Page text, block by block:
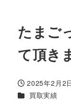
たまご
て頂き
投稿日
2025年2月2
カテゴリー
買取実績